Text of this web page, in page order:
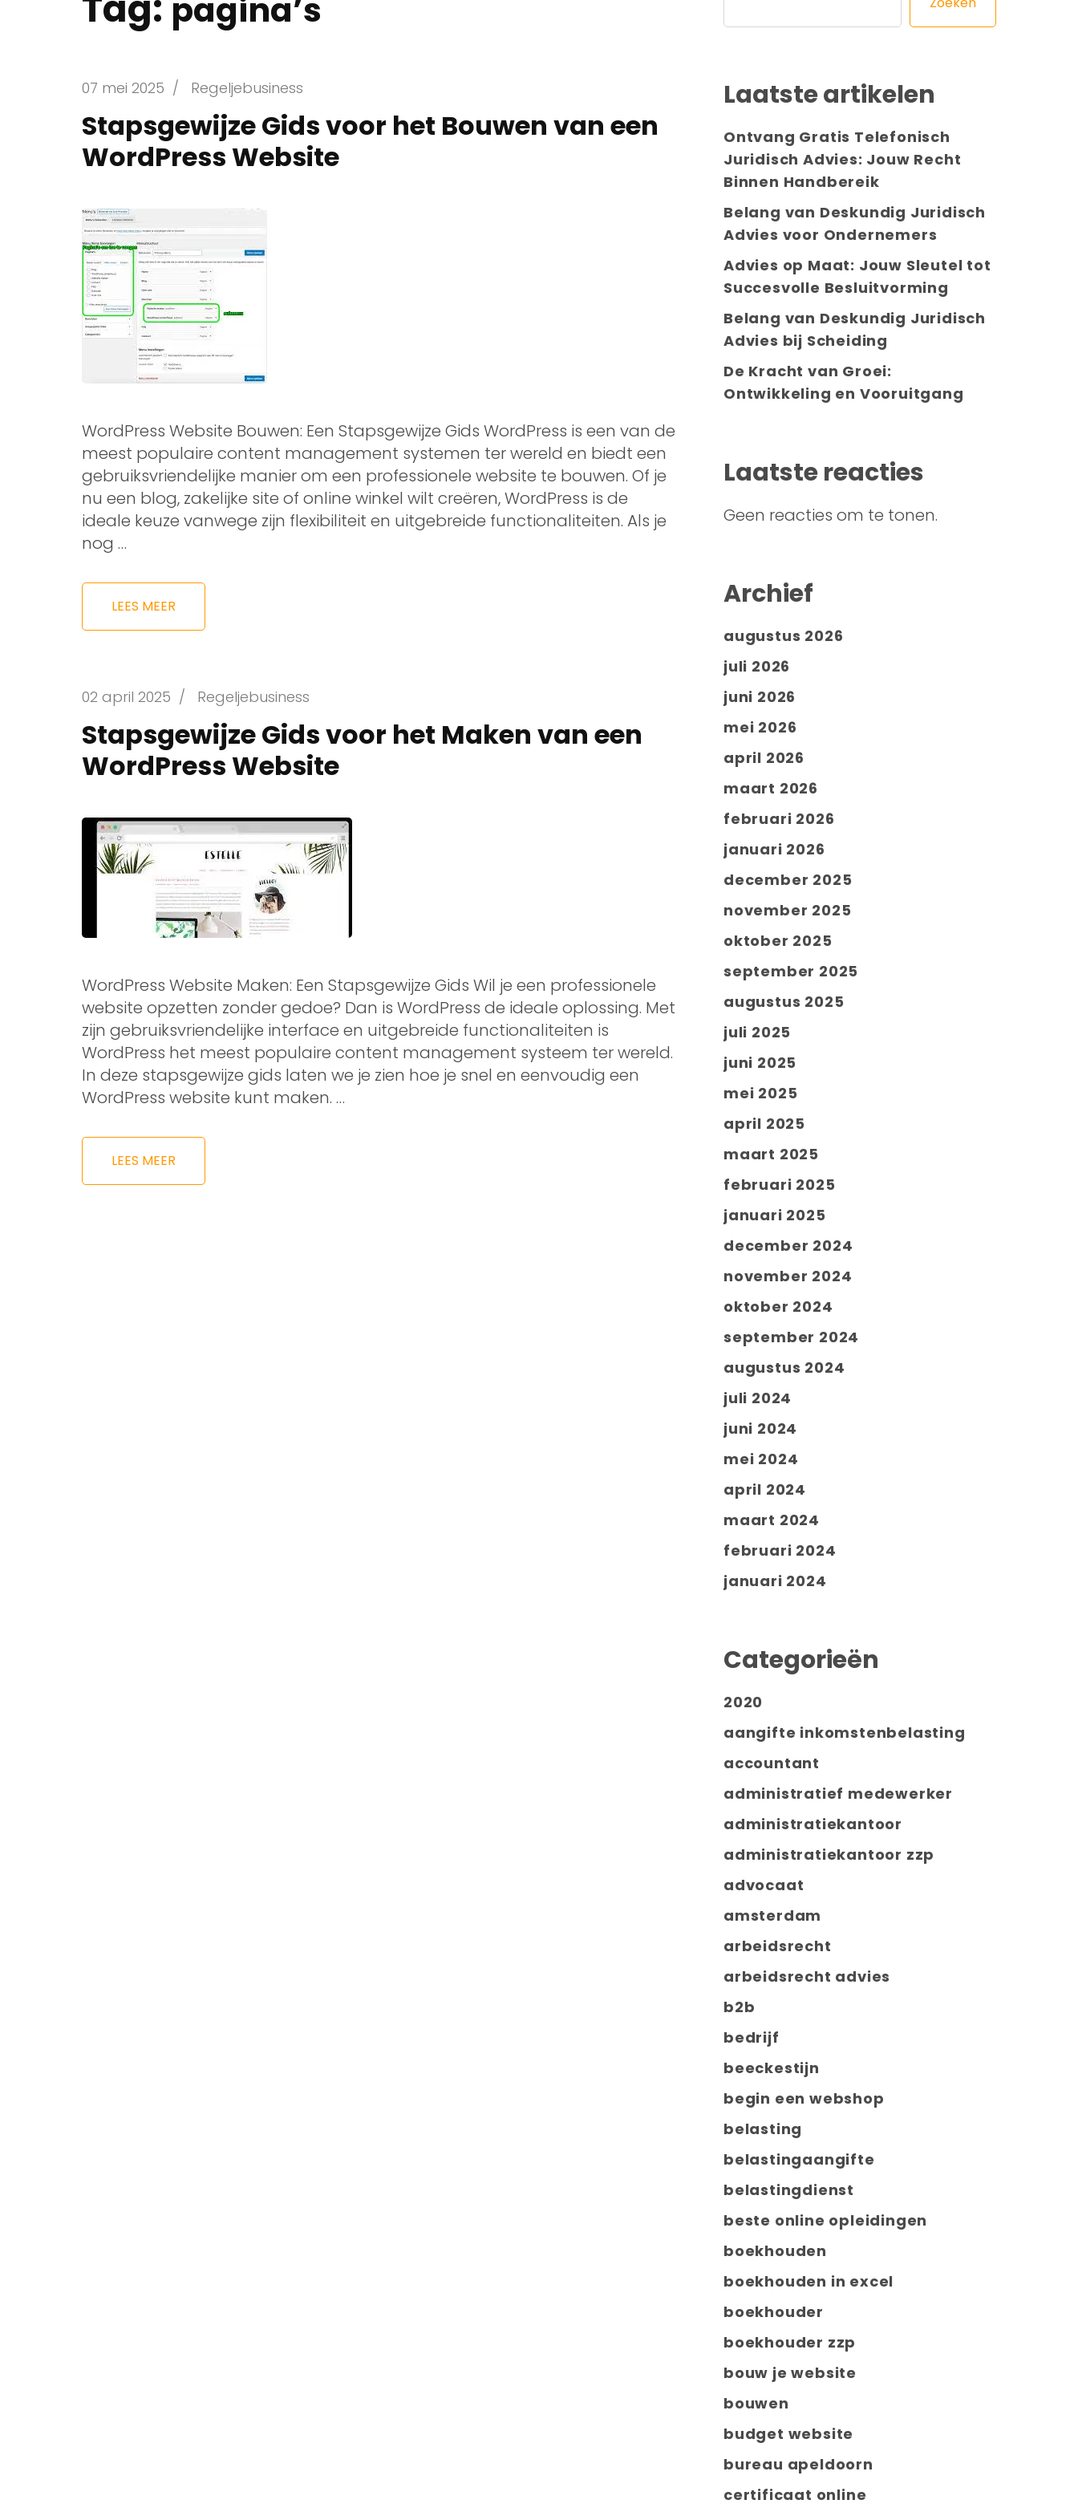
pagina’s
07 mei 2025 / Regeljebusiness
Stapsgewijze Gids voor het Bouwen van een
WordPress Website
WordPress Website Bouwen: Een Stapsgewijze Gids WordPress is een van de
meest populaire content management systemen ter wereld en biedt een
gebruiksvriendelijke manier om een professionele website te bouwen. Of je
nu een blog, zakelijke site of online winkel wilt creëren, WordPress is de
ideale keuze vanwege zijn flexibiliteit en uitgebreide functionaliteiten. Als je
nog …
LEES MEER
02 april 2025 / Regeljebusiness
Stapsgewijze Gids voor het Maken van een
WordPress Website
WordPress Website Maken: Een Stapsgewijze Gids Wil je een professionele
website opzetten zonder gedoe? Dan is WordPress de ideale oplossing. Met
zijn gebruiksvriendelijke interface en uitgebreide functionaliteiten is
WordPress het meest populaire content management systeem ter wereld.
In deze stapsgewijze gids laten we je zien hoe je snel en eenvoudig een
WordPress website kunt maken. …
LEES MEER
Laatste artikelen
Ontvang Gratis Telefonisch
Juridisch Advies: Jouw Recht
Binnen Handbereik
Belang van Deskundig Juridisch
Advies voor Ondernemers
Advies op Maat: Jouw Sleutel tot
Succesvolle Besluitvorming
Belang van Deskundig Juridisch
Advies bij Scheiding
De Kracht van Groei:
Ontwikkeling en Vooruitgang
Laatste reacties
Geen reacties om te tonen.
Archief
augustus 2026
juli 2026
juni 2026
mei 2026
april 2026
maart 2026
februari 2026
januari 2026
december 2025
november 2025
oktober 2025
september 2025
augustus 2025
juli 2025
juni 2025
mei 2025
april 2025
maart 2025
februari 2025
januari 2025
december 2024
november 2024
oktober 2024
september 2024
augustus 2024
juli 2024
juni 2024
mei 2024
april 2024
maart 2024
februari 2024
januari 2024
Categorieën
2020
aangifte inkomstenbelasting
accountant
administratief medewerker
administratiekantoor
administratiekantoor zzp
advocaat
amsterdam
arbeidsrecht
arbeidsrecht advies
b2b
bedrijf
beeckestijn
begin een webshop
belasting
belastingaangifte
belastingdienst
beste online opleidingen
boekhouden
boekhouden in excel
boekhouder
boekhouder zzp
bouw je website
bouwen
budget website
bureau apeldoorn
certificaat online